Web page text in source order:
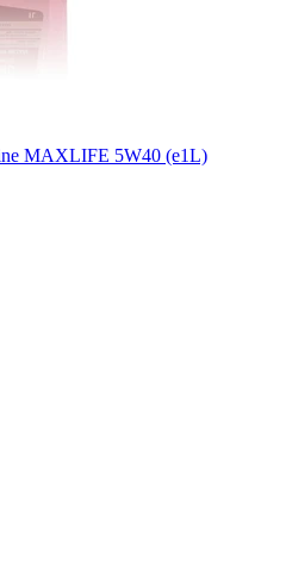
MAXLIFE 5W40 (e1L)